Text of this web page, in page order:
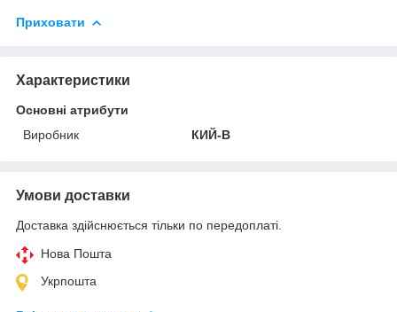
Приховати
Характеристики
Основні атрибути
Виробник
КИЙ-В
Умови доставки
Доставка здійснюється тільки по передоплаті.
Нова Пошта
Укрпошта